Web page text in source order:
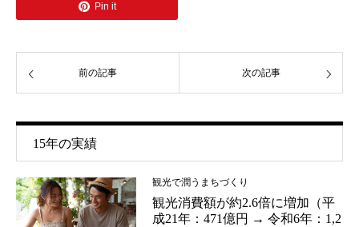
Pin it
前の記事 次の記事
15年の実績
観光で潤うまちづくり
観光消費額が約2.6倍に増加（平
成21年：471億円 → 令和6年：1,2